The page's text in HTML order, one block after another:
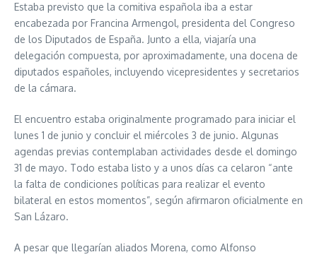
Estaba previsto que la comitiva española iba a estar
encabezada por Francina Armengol, presidenta del Congreso
de los Diputados de España. Junto a ella, viajaría una
delegación compuesta, por aproximadamente, una docena de
diputados españoles, incluyendo vicepresidentes y secretarios
de la cámara.
El encuentro estaba originalmente programado para iniciar el
lunes 1 de junio y concluir el miércoles 3 de junio. Algunas
agendas previas contemplaban actividades desde el domingo
31 de mayo. Todo estaba listo y a unos días ca celaron “ante
la falta de condiciones políticas para realizar el evento
bilateral en estos momentos”, según afirmaron oficialmente en
San Lázaro.
A pesar que llegarían aliados Morena, como Alfonso